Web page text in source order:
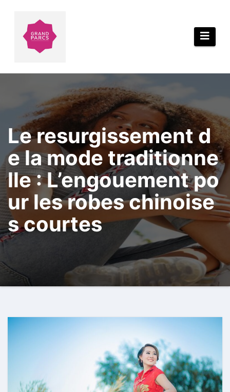
Le resurgissement d
e la mode traditionne
lle : L’engouement po
ur les robes chinoise
s courtes